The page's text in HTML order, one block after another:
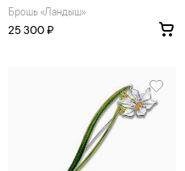
Брошь «Ландыш»
25 300 ₽